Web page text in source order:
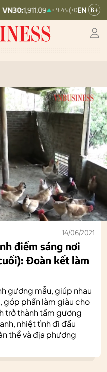
+ 9.45 (+0.5%) VNINDEX:
14/06/2021
điểm sáng nơi
Đoàn kết làm
gương mẫu, giúp nhau
góp phần làm giàu cho
trở thành tấm gương
nhiệt tình đi đầu
thể và địa phương